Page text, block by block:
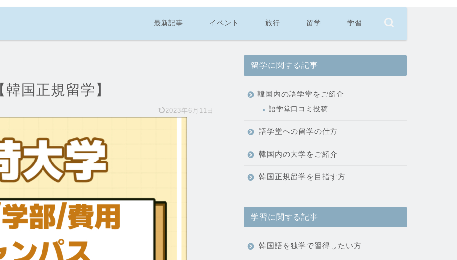
最新記事 イベント 旅行 留学 学習
国正規留学】
2023年6月11日
留学に関する記事
韓国内の語学堂をご紹介
語学堂口コミ投稿
語学堂への留学の仕方
韓国内の大学をご紹介
韓国正規留学を目指す方
学習に関する記事
韓国語を独学で習得したい方